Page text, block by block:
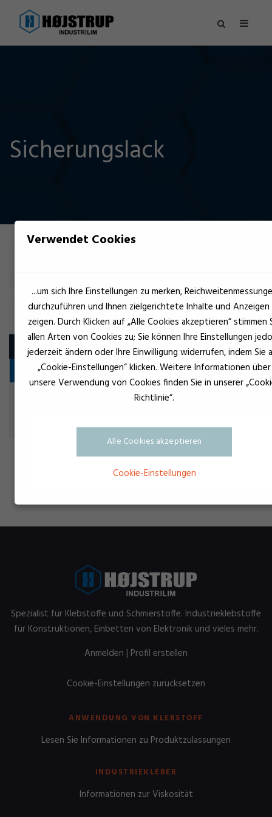
Sicherungslack
SICHERUNGSLACK
Produkt
Kennzeichnung
Permalock TS 2000
Spezialist für Klebstoffe und Schmierstoffe. Industrieklebstoffe
für Konstruktionen, Einbetten von Elektronik und vieles mehr.
Anmelden | Profil erstellen
Cookie-Einstellungen zurücksetzen
ANWENDUNG VON KLEBSTOFF
Lesen Sie Informationen zu Produktzulassungen
INDUSTRIEKLEBER
Informationen zur Viskosität
Verwendet Cookies
...um sich Ihre Einstellungen zu merken,
durchzuführen und Ihnen zielgerichtete Inhalte und Anzeigen
zeigen. Durch Klicken auf „Alle Cookies akzeptieren“ stimmen
allen Arten von Cookies zu; Sie können Ihre Einstellungen
jederzeit ändern oder Ihre Einwilligung widerrufen, indem Sie
„Cookie-Einstellungen“ klicken. Weitere Informationen über
unsere Verwendung von Cookies finden Sie in unserer
Richtlinie“.
Alle Cookies akzeptieren
Cookie-Einstellungen